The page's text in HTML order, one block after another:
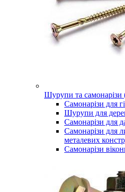
Шурупи та самонарізи
Самонарізи для
Шурупи для
Самонарізи для
Самонарізи для
металевих
Самонарізи